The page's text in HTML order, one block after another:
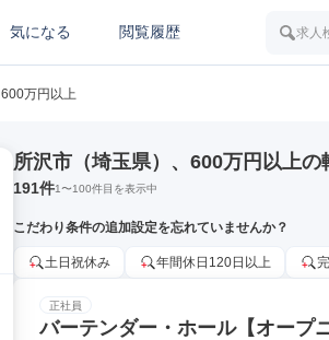
気になる 閲覧履歴 求人
600万円以上
所沢市（埼玉県）、600万円以上の
191件1〜100件目を表示中
こだわり条件の追加設定を忘れていませんか？
土日祝休み 年間休日120日以上
正社員
バーテンダー・ホール【オープ